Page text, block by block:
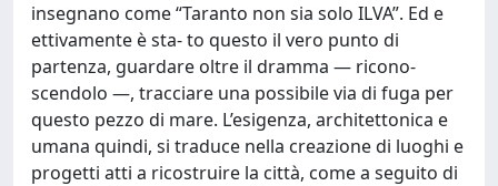
insegnano come “Taranto non sia solo ILVA”. Ed e
ettivamente è sta- to questo il vero punto di
partenza, guardare oltre il dramma — ricono-
scendolo —, tracciare una possibile via di fuga per
questo pezzo di mare. L’esigenza, architettonica e
umana quindi, si traduce nella creazione di luoghi e
progetti atti a ricostruire la città, come a seguito di